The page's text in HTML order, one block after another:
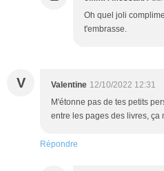
Oh quel joli
t'embrasse.
V Valentine 12/10/2022 12:31
M'étonne pas de tes petits
entre les pages des livres, ça
Répondre